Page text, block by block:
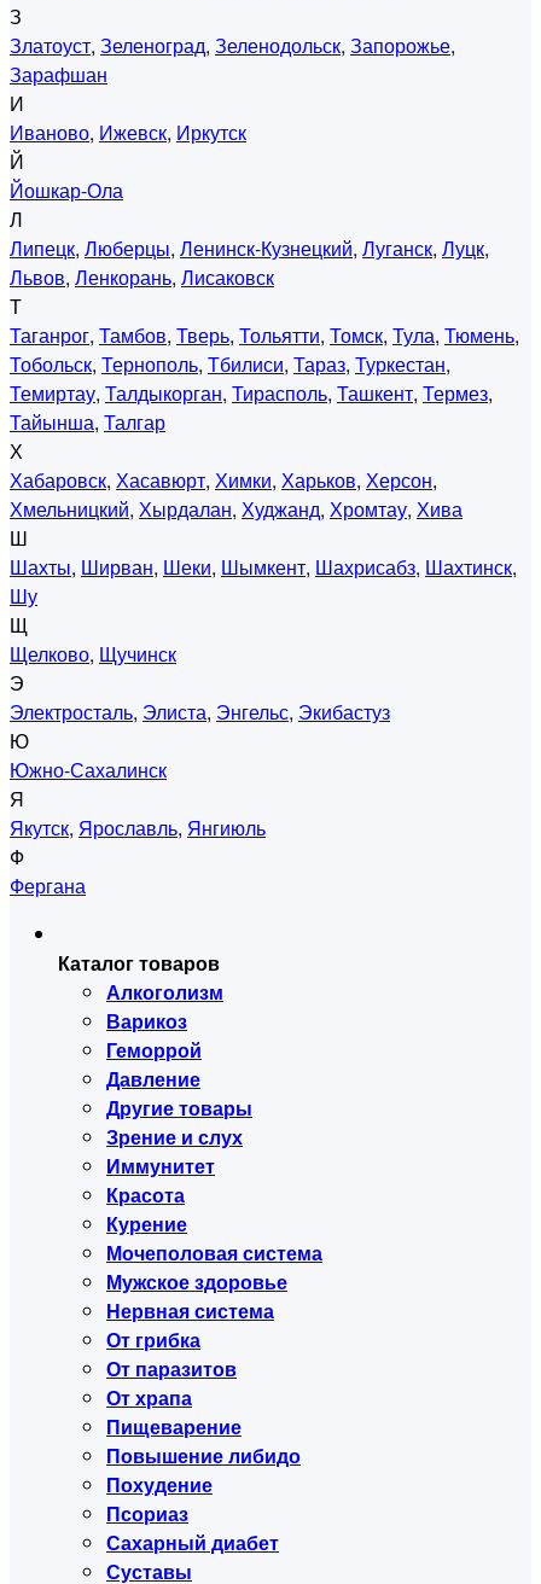
З
Златоуст, Зеленоград, Зеленодольск, Запорожье,
Зарафшан
И
Иваново, Ижевск, Иркутск
Й
Йошкар-Ола
Л
Липецк, Люберцы, Ленинск-Кузнецкий, Луганск, Луцк,
Львов, Ленкорань, Лисаковск
Т
Таганрог, Тамбов, Тверь, Тольятти, Томск, Тула, Тюмень,
Тобольск, Тернополь, Тбилиси, Тараз, Туркестан,
Темиртау, Талдыкорган, Тирасполь, Ташкент, Термез,
Тайынша, Талгар
Х
Хабаровск, Хасавюрт, Химки, Харьков, Херсон,
Хмельницкий, Хырдалан, Худжанд, Хромтау, Хива
Ш
Шахты, Ширван, Шеки, Шымкент, Шахрисабз, Шахтинск,
Шу
Щ
Щелково, Щучинск
Э
Электросталь, Элиста, Энгельс, Экибастуз
Ю
Южно-Сахалинск
Я
Якутск, Ярославль, Янгиюль
Ф
Фергана
Каталог товаров
Алкоголизм
Варикоз
Геморрой
Давление
Другие товары
Зрение и слух
Иммунитет
Красота
Курение
Мочеполовая система
Мужское здоровье
Нервная система
От грибка
От паразитов
От храпа
Пищеварение
Повышение либидо
Похудение
Псориаз
Сахарный диабет
Суставы